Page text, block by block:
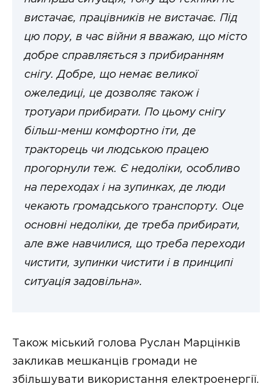
вистачає, працівників не вистачає. Під
цю пору, в час війни я вважаю, що місто
добре справляється з прибиранням
снігу. Добре, що немає великої
ожеледиці, це дозволяє також і
тротуари прибирати. По цьому снігу
більш-менш комфортно іти, де
тракторець чи людською працею
прогорнули теж. Є недоліки, особливо
на переходах і на зупинках, де люди
чекають громадського транспорту. Оце
основні недоліки, де треба прибирати,
але вже навчилися, що треба переходи
чистити, зупинки чистити і в принципі
ситуація задовільна».
Також міський голова Руслан Марцінків
закликав мешканців громади не
збільшувати використання електроенергії.